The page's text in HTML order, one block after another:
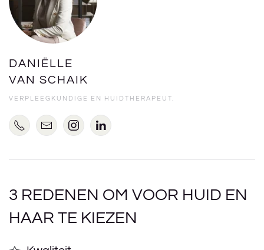
DANIËLLE
VAN SCHAIK
VERPLEEGKUNDIGE EN HUIDTHERAPEUT.
3 REDENEN OM VOOR HUID EN
HAAR TE KIEZEN